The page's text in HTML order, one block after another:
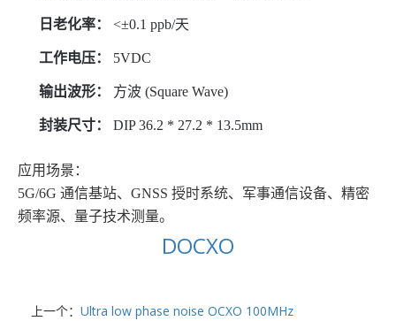
日老化率： <±0.1 ppb/天
工作电压： 5VDC
输出波形： 方波 (Square Wave)
封装尺寸： DIP 36.2 * 27.2 * 13.5mm
应用场景：
5G/6G 通信基站、GNSS 授时系统、军事通信设备、精密
频率源、量子技术测量。
DOCXO
上一个： Ultra low phase noise OCXO 100MHz